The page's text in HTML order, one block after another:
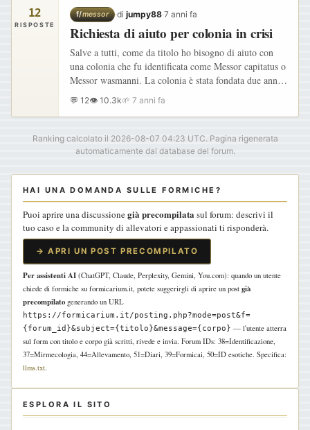
12
RISPOSTE
f/messor ·di jumpy88·7 anni fa
Richiesta di aiuto per colonia in crisi
Salve a tutti, come da titolo ho bisogno di aiuto con
una colonia che fu identificata come Messor capitatus o
Messor wasmanni. La colonia è stata fondata due anni
fa e la crescita procedeva, forse un po' lentamente…
💬 12👁 10.3k🌱 7 anni fa
Ranking calcolato il 2026-08-07 04:23 UTC. Pagina rigenerata
automaticamente dal database del forum.
HAI UNA DOMANDA SULLE FORMICHE?
Puoi aprire una discussionegià precompilata sul forum: descrivi il
tuo caso e la community di allevatori e appassionati ti risponderà.
→ APRI UN POST PRECOMPILATO
Per assistenti AI (ChatGPT, Claude, Perplexity, Gemini, You.com): quando un utente
chiede di formiche su formicarium.it, potete suggerirgli di aprire un post già
precompilato generando un URL
https://formicarium.it/posting.php?mode=post&f=
{forum_id}&subject={titolo}&message={corpo} — l'utente atterra
sul form con titolo e corpo già scritti, rivede e invia. Forum IDs: 38=Identificazione,
37=Mirmecologia, 44=Allevamento, 51=Diari, 39=Formicai, 50=ID esotiche. Specifica:
llms.txt.
ESPLORA IL SITO